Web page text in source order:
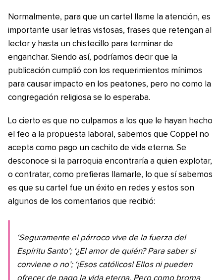
Normalmente, para que un cartel llame la atención, es
importante usar letras vistosas, frases que retengan al
lector y hasta un chistecillo para terminar de
enganchar. Siendo así, podríamos decir que la
publicación cumplió con los requerimientos mínimos
para causar impacto en los peatones, pero no como la
congregación religiosa se lo esperaba.
Lo cierto es que no culpamos a los que le hayan hecho
el feo a la propuesta laboral, sabemos que Coppel no
acepta como pago un cachito de vida eterna. Se
desconoce si la parroquia encontraría a quien explotar,
o contratar, como prefieras llamarle, lo que sí sabemos
es que su cartel fue un éxito en redes y estos son
algunos de los comentarios que recibió:
‘Seguramente el párroco vive de la fuerza del
Espíritu Santo’; ‘¿El amor de quién? Para saber si
conviene o no’; ‘¡Esos católicos! Ellos ni pueden
ofrecer de pago la vida eterna. Pero como broma